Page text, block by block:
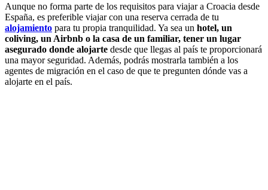
Aunque no forma parte de los requisitos para viajar a Croacia desde
España, es preferible viajar con una reserva cerrada de tu
alojamiento para tu propia tranquilidad. Ya sea un hotel, un
coliving, un Airbnb o la casa de un familiar, tener un lugar
asegurado donde alojarte desde que llegas al país te proporcionará
una mayor seguridad. Además, podrás mostrarla también a los
agentes de migración en el caso de que te pregunten dónde vas a
alojarte en el país.